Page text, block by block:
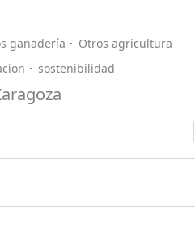
ganadería
Otros agricultura
sostenibilidad